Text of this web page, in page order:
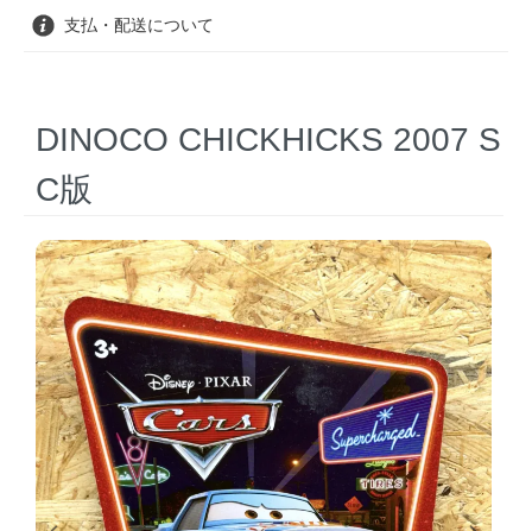
支払・配送について
DINOCO CHICKHICKS 2007 S
C版